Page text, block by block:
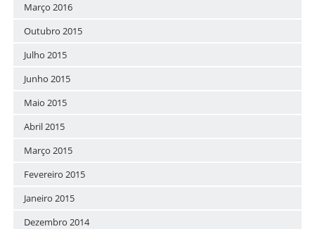
Março 2016
Outubro 2015
Julho 2015
Junho 2015
Maio 2015
Abril 2015
Março 2015
Fevereiro 2015
Janeiro 2015
Dezembro 2014